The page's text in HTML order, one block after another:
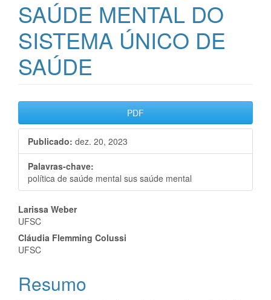
SAÚDE MENTAL DO
SISTEMA ÚNICO DE
SAÚDE
Barra
lateral
de
artigos
PDF
Publicado: dez. 20, 2023
Palavras-chave:
política de saúde mental sus saúde mental
Conteúdo
do
artigo
principal
Larissa Weber
UFSC
Cláudia Flemming Colussi
UFSC
Resumo